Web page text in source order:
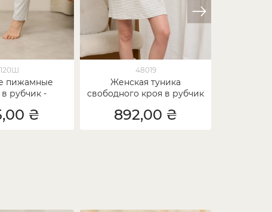
пижамные
рубчик -
₴
48019
Женская туника
свободного кроя в рубчик
892,00 ₴